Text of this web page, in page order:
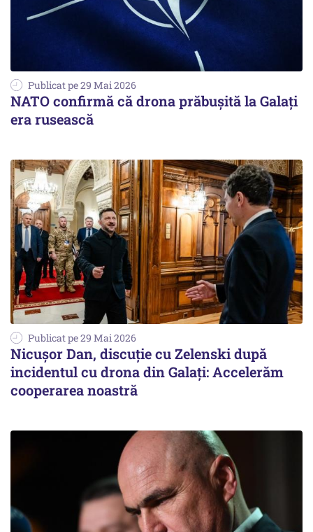
Publicat pe 29 Mai 2026
NATO confirmă că drona prăbuşită la Galaţi
era rusească
Publicat pe 29 Mai 2026
Nicușor Dan, discuție cu Zelenski după
incidentul cu drona din Galați: Accelerăm
cooperarea noastră